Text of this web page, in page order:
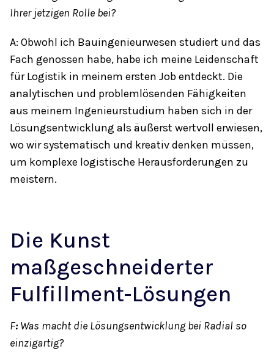
Ihrer jetzigen Rolle bei?
A: Obwohl ich Bauingenieurwesen studiert und das
Fach genossen habe, habe ich meine Leidenschaft
für Logistik in meinem ersten Job entdeckt. Die
analytischen und problemlösenden Fähigkeiten
aus meinem Ingenieurstudium haben sich in der
Lösungsentwicklung als äußerst wertvoll erwiesen,
wo wir systematisch und kreativ denken müssen,
um komplexe logistische Herausforderungen zu
meistern.
Die Kunst
maßgeschneiderter
Fulfillment-Lösungen
F:Was macht die Lösungsentwicklung bei Radial so
einzigartig?